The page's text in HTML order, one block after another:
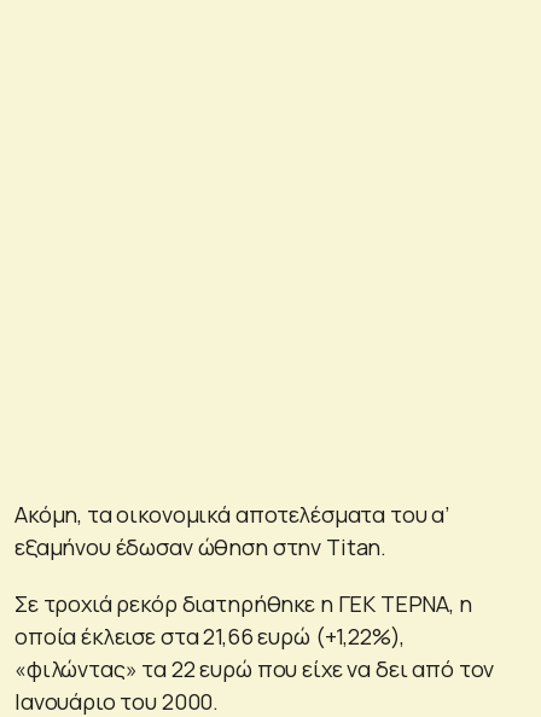
Ακόμη, τα οικονομικά αποτελέσματα του α’
εξαμήνου έδωσαν ώθηση στην Titan.
Σε τροχιά ρεκόρ διατηρήθηκε η ΓΕΚ ΤΕΡΝΑ, η
οποία έκλεισε στα 21,66 ευρώ (+1,22%),
«φιλώντας» τα 22 ευρώ που είχε να δει από τον
Ιανουάριο του 2000.